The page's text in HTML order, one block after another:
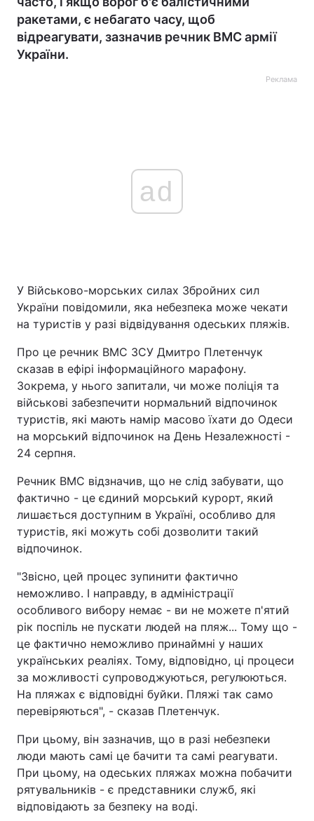
ракетами, є небагато часу, щоб
відреагувати, зазначив речник ВМС армії
України.
Реклама
ad
У Військово-морських силах Збройних сил
України повідомили, яка небезпека може чекати
на туристів у разі відвідування одеських пляжів.
Про це речник ВМС ЗСУ Дмитро Плетенчук
сказав в ефірі інформаційного марафону.
Зокрема, у нього запитали, чи може поліція та
військові забезпечити нормальний відпочинок
туристів, які мають намір масово їхати до Одеси
на морський відпочинок на День Незалежності -
24 серпня.
Речник ВМС відзначив, що не слід забувати, що
фактично - це єдиний морський курорт, який
лишається доступним в Україні, особливо для
туристів, які можуть собі дозволити такий
відпочинок.
"Звісно, цей процес зупинити фактично
неможливо. І направду, в адміністрації
особливого вибору немає - ви не можете п'ятий
рік поспіль не пускати людей на пляж... Тому що -
це фактично неможливо принаймні у наших
українських реаліях. Тому, відповідно, ці процеси
за можливості супроводжуються, регулюються.
На пляжах є відповідні буйки. Пляжі так само
перевіряються", - сказав Плетенчук.
При цьому, він зазначив, що в разі небезпеки
люди мають самі це бачити та самі реагувати.
При цьому, на одеських пляжах можна побачити
рятувальників - є представники служб, які
відповідають за безпеку на воді.